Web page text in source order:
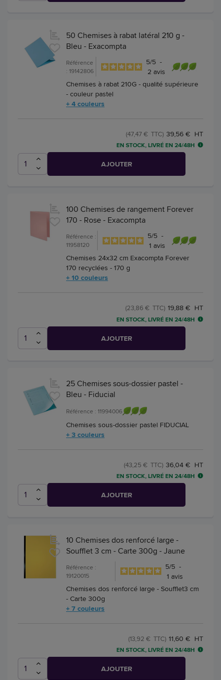
50 Chemises à rabat latéral 210 g -
Bleu - Exacompta
Référence
: 19142806
5/5 -
2 avis
Chemises à rabat 210G - qualité supérieure
- couleur pastel
+ 4 couleurs
39,56 € HT
(47,47 € TTC)
EN STOCK, LIVRÉ EN 24/48H
AJOUTER
100 Chemises de rangement Forever
170 - Rose - Exacompta
Référence :
11958120
5/5 -
1 avis
Chemises 24x32 cm Exacompta Forever
170 recyclées - 170 g
+ 10 couleurs
19,88 € HT
(23,86 € TTC)
EN STOCK, LIVRÉ EN 24/48H
AJOUTER
25 Chemises sous-dossier pastel -
Bleu - Fiducial
Référence : 11994006
Chemises sous-dossier pastel FIDUCIAL
+ 3 couleurs
36,04 € HT
(43,25 € TTC)
EN STOCK, LIVRÉ EN 24/48H
AJOUTER
10 Chemises dos renforcé large -
Soufflet 3 cm - Carte 300g - Jaune
Référence :
19120015
5/5 -
1avis
Chemises dos renforcé large - Soufflet3 cm
- Carte 300g
+ 7 couleurs
11,60 € HT
(13,92 € TTC)
EN STOCK, LIVRÉ EN 24/48H
AJOUTER